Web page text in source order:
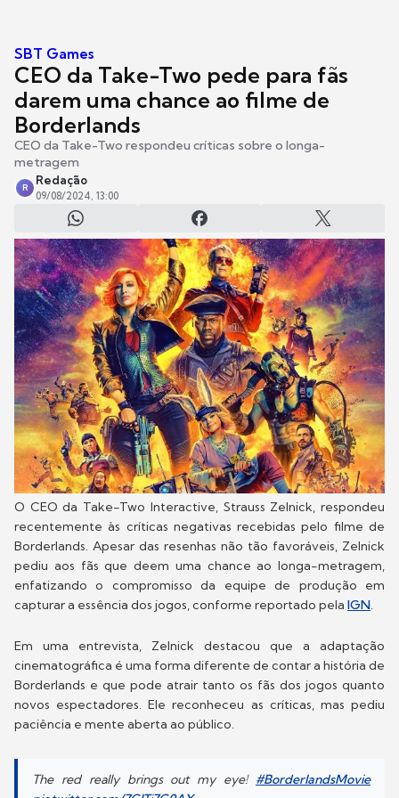
SBT Games
CEO da Take-Two pede para fãs
darem uma chance ao filme de
Borderlands
CEO da Take-Two respondeu críticas sobre o longa-
metragem
R
Redação
09/08/2024, 13:00
O CEO da Take-Two Interactive, Strauss Zelnick, respondeu
recentemente às críticas negativas recebidas pelo filme de
Borderlands. Apesar das resenhas não tão favoráveis, Zelnick
pediu aos fãs que deem uma chance ao longa-metragem,
enfatizando o compromisso da equipe de produção em
capturar a essência dos jogos, conforme reportado pela IGN.
Em uma entrevista, Zelnick destacou que a adaptação
cinematográfica é uma forma diferente de contar a história de
Borderlands e que pode atrair tanto os fãs dos jogos quanto
novos espectadores. Ele reconheceu as críticas, mas pediu
paciência e mente aberta ao público.
The red really brings out my eye! #BorderlandsMovie